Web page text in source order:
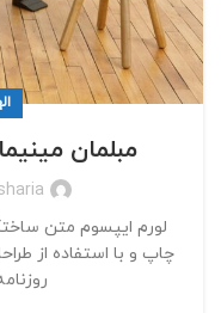
مبلمان
لورم ایپسوم متن
چاپ و با استفاده از